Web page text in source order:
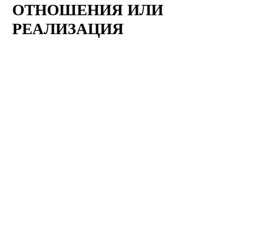
ОТНОШЕНИЯ ИЛИ
РЕАЛИЗАЦИЯ